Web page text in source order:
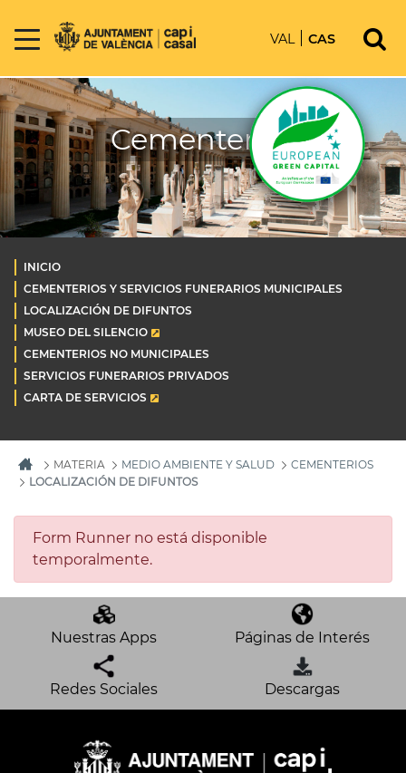
VAL CAS
Cementerios
INICIO
CEMENTERIOS Y SERVICIOS FUNERARIOS MUNICIPALES
LOCALIZACIÓN DE DIFUNTOS
MUSEO DEL SILENCIO
CEMENTERIOS NO MUNICIPALES
SERVICIOS FUNERARIOS PRIVADOS
CARTA DE SERVICIOS
MATERIA MEDIO AMBIENTE Y SALUD
CEMENTERIOS
LOCALIZACIÓN DE DIFUNTOS
Form Runner no está disponible
temporalmente.
Nuestras Apps Páginas de Interés
Redes Sociales Descargas